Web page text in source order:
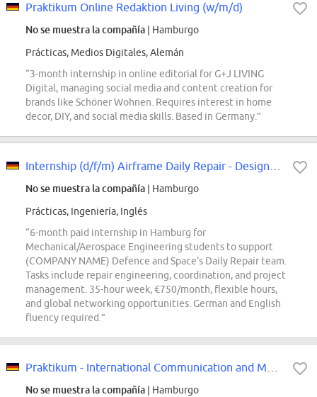
Praktikum Online Redaktion Living (w/m/d)
No se muestra la compañía | Hamburgo
Prácticas, Medios Digitales, Alemán
“3-month internship in online editorial for G+J LIVING
Digital, managing social media and content creation for
brands like Schöner Wohnen. Requires interest in home
decor, DIY, and social media skills. Based in Germany.”
No se muestra la compañía | Hamburgo
Prácticas, Ingeniería, Inglés
“6-month paid internship in Hamburg for
Mechanical/Aerospace Engineering students to support
(COMPANY NAME) Defence and Space's Daily Repair team.
Tasks include repair engineering, coordination, and project
management. 35-hour week, €750/month, flexible hours,
and global networking opportunities. German and English
fluency required.”
No se muestra la compañía | Hamburgo